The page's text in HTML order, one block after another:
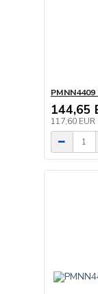
144,65
117,60 EUR